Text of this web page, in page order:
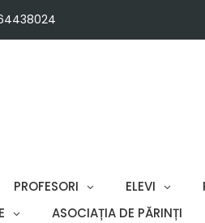
PROFESORI ELEVI
ASOCIAȚIA DE PĂRINȚI